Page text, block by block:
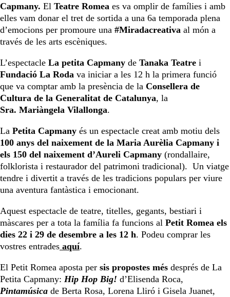
Capmany. El Teatre Romea es va omplir de famílies i amb
elles vam donar el tret de sortida a una 6a temporada plena
d’emocions per promoure una #Miradacreativa al món a
través de les arts escèniques.
L’espectacle La petita Capmany de Tanaka Teatre i
Fundació La Roda va iniciar a les 12 h la primera funció
que va comptar amb la presència de la Consellera de
Cultura de la Generalitat de Catalunya, la
Sra. Mariàngela Vilallonga.
La Petita Capmany és un espectacle creat amb motiu dels
100 anys del naixement de la Maria Aurèlia Capmany i
els 150 del naixement d’Aureli Capmany (rondallaire,
folklorista i restaurador del patrimoni tradicional). Un viatge
tendre i divertit a través de les tradicions populars per viure
una aventura fantàstica i emocionant.
Aquest espectacle de teatre, titelles, gegants, bestiari i
màscares per a tota la família fa funcions al Petit Romea els
dies 22 i 29 de desembre a les 12 h. Podeu comprar les
vostres entrades aquí.
El Petit Romea aposta per sis propostes més després de La
Petita Capmany: Hip Hop Big! d’Elisenda Roca,
Pintamúsica de Berta Rosa, Lorena Lliró i Gisela Juanet,